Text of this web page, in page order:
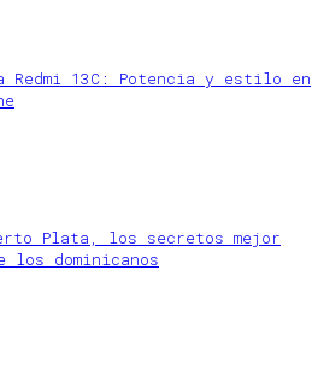
Redmi 13C: Potencia y estilo en
Plata, los secretos mejor
los dominicanos